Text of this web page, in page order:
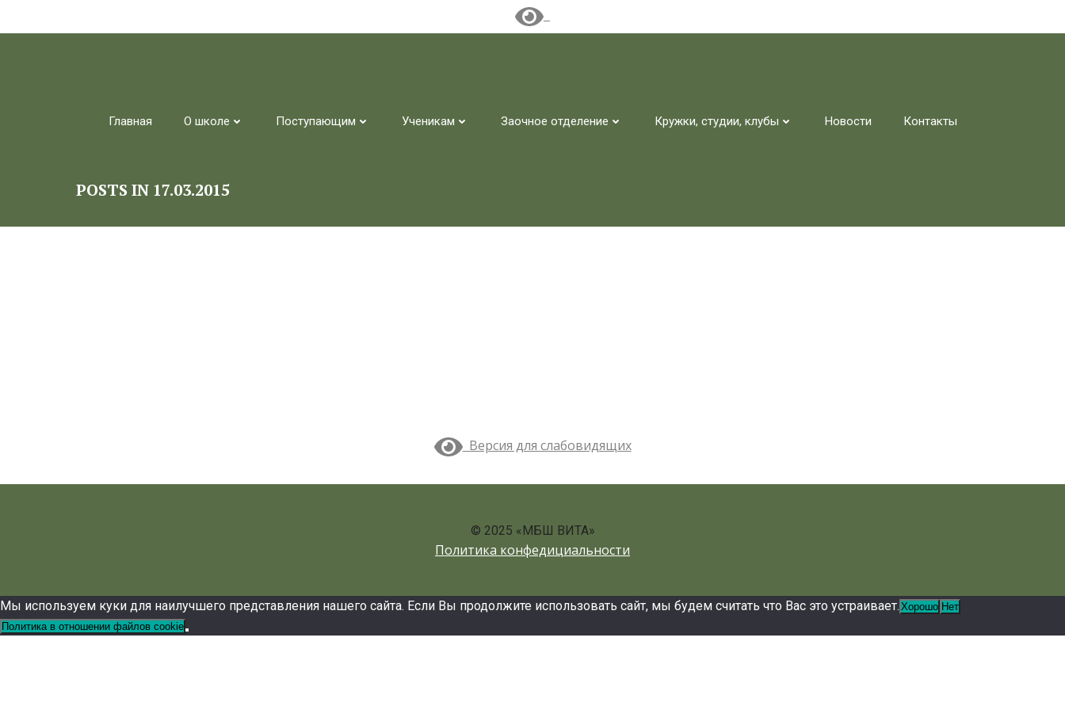
Главная О школе Поступающим Ученикам Заочное отделение Кружки, студии, клубы Новости Контакты
POSTS IN 17.03.2015
Версия для слабовидящих
© 2025 «МБШ ВИТА»
Политика конфедициальности
Мы используем куки для наилучшего представления нашего сайта. Если Вы продолжите использовать сайт, мы будем считать что Вас это устраивает. Хорошо Нет
Политика в отношении файлов cookie